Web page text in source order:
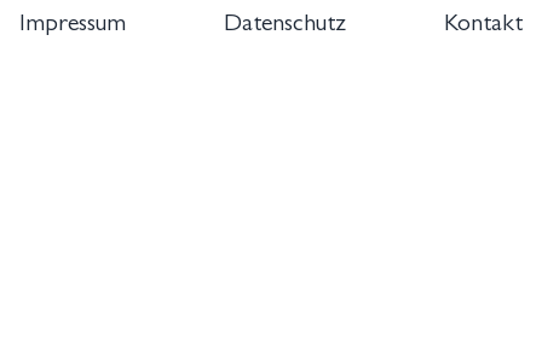
Impressum Datenschutz Kontakt